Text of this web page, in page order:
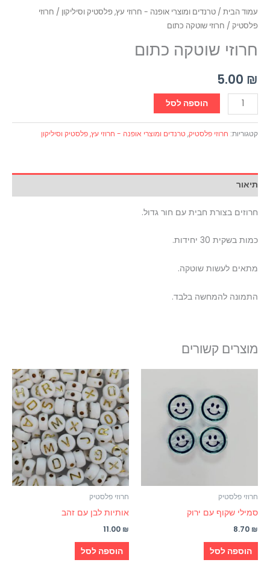
עמוד הבית / טרנדים ומוצרי אופנה - חרוזי עץ, פלסטיק וסיליקון / חרוזי
פלסטיק / חרוזי שוטקה כתום
חרוזי שוטקה כתום
5.00 ₪
הוספה לסל
קטגוריות: חרוזי פלסטיק,טרנדים ומוצרי אופנה - חרוזי עץ, פלסטיק וסיליקון
תיאור
חרוזים בצורת חבית עם חור גדול.
כמות בשקית 30 יחידות.
מתאים לעשות שוטקה.
התמונה להמחשה בלבד.
מוצרים קשורים
חרוזי פלסטיק
סמילי שקוף עם ירוק
8.70 ₪
הוספה לסל
חרוזי פלסטיק
אותיות לבן עם זהב
11.00 ₪
הוספה לסל